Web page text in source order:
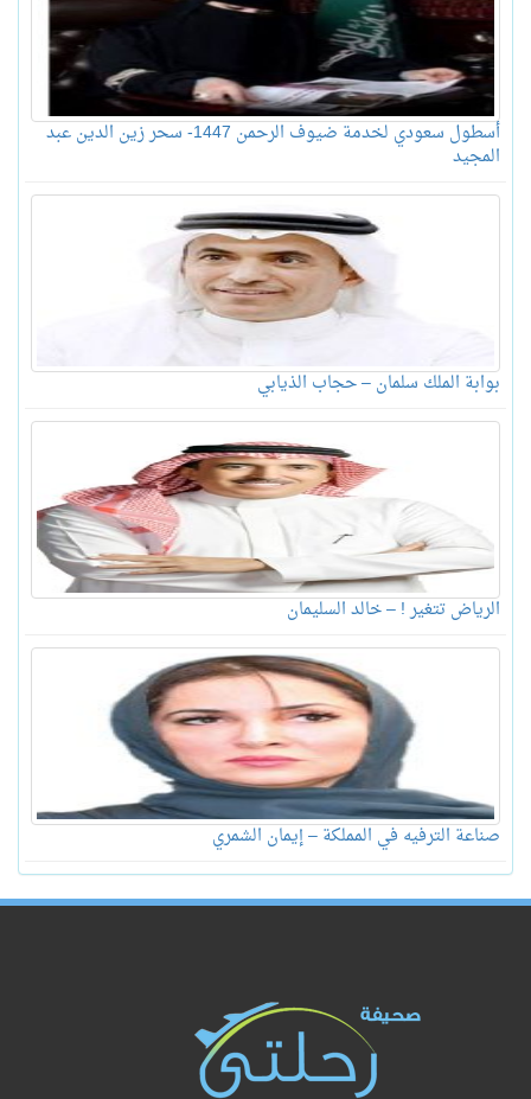
أسطول سعودي لخدمة ضيوف الرحمن 1447- سحر زين الدين عبد
المجيد
بوابة الملك سلمان – حجاب الذيابي
الرياض تتغير ! – خالد السليمان
صناعة الترفيه في المملكة – إيمان الشمري